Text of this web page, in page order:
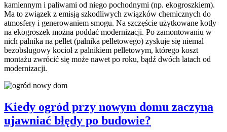
kamiennym i paliwami od niego pochodnymi (np. ekogroszkiem).
Ma to związek z emisją szkodliwych związków chemicznych do
atmosfery i generowaniem smogu. Na szczęście użytkowane kotły
na ekogroszek można poddać modernizacji. Po zamontowaniu w
nich palnika na pellet (palnika pelletowego) zyskuje się niemal
bezobsługowy kocioł z palnikiem pelletowym, którego koszt
montażu zwrócić się może nawet po roku, bądź dwóch latach od
modernizacji.
Kiedy ogród przy nowym domu zaczyna
ujawniać błędy po budowie?